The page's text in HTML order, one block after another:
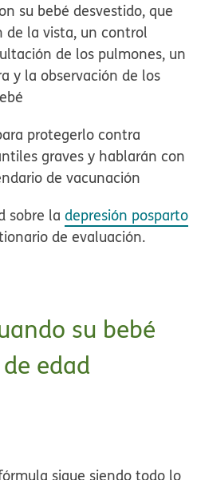
su bebé desvestido, que
de la vista, un control
de los pulmones, un
y la observación de los
protegerlo contra
graves y hablarán con
de vacunación
sobre ladepresión posparto
de evaluación.
su bebé
edad
sigue siendo todo lo